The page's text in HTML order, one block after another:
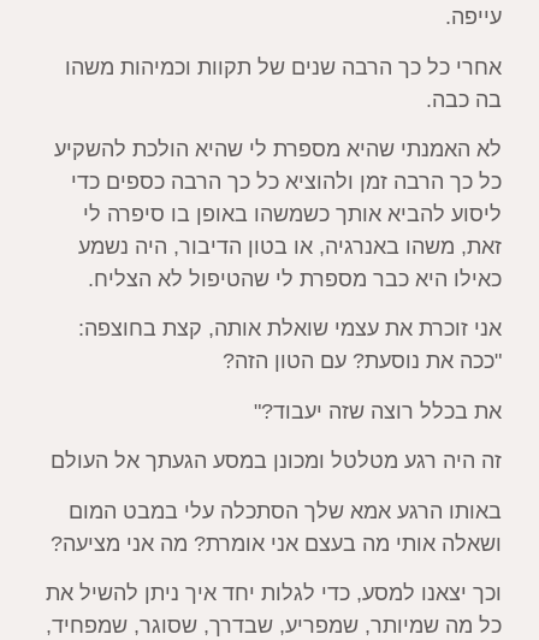
עייפה.
אחרי כל כך הרבה שנים של תקוות וכמיהות משהו
בה כבה.
לא האמנתי שהיא מספרת לי שהיא הולכת להשקיע
כל כך הרבה זמן ולהוציא כל כך הרבה כספים כדי
ליסוע להביא אותך כשמשהו באופן בו סיפרה לי
זאת, משהו באנרגיה, או בטון הדיבור, היה נשמע
כאילו היא כבר מספרת לי שהטיפול לא הצליח.
אני זוכרת את עצמי שואלת אותה, קצת בחוצפה:
"ככה את נוסעת? עם הטון הזה?
את בכלל רוצה שזה יעבוד?"
זה היה רגע מטלטל ומכונן במסע הגעתך אל העולם
באותו הרגע אמא שלך הסתכלה עלי במבט המום
ושאלה אותי מה בעצם אני אומרת? מה אני מציעה?
וכך יצאנו למסע, כדי לגלות יחד איך ניתן להשיל את
כל מה שמיותר, שמפריע, שבדרך, שסוגר, שמפחיד,